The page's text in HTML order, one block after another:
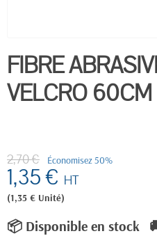
FIBRE
VELCRO 60CM
2,70 € Économisez 50%
1,35 € HT
(1,35 € Unité)
📦 Disponible en stock